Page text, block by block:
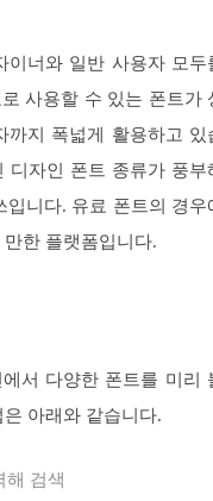
이너와 일반 사용자 모두
사용할 수 있는 폰트가
까지 폭넓게 활용하고 있
디자인 폰트 종류가 풍부
입니다. 유료 폰트의 경우
한 플랫폼입니다.
서 다양한 폰트를 미리
아래와 같습니다.
해 검색